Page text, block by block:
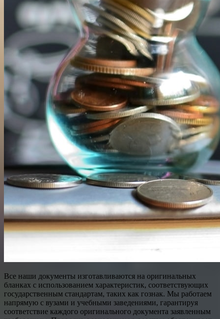
Все наши документы изготавливаются на оригинальных
бланках с использованием характеристик, соответствующих
государственным стандартам, таких как гознак. Мы работаем
напрямую с вузами и учебными заведениями, гарантируя
соответствие каждого оригинального документа заявленным